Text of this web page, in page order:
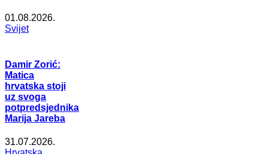
01.08.2026.
Svijet
Damir Zorić:
Matica
hrvatska stoji
uz svoga
potpredsjednika
Marija Jareba
31.07.2026.